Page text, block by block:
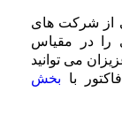
از شرکت های
را در مقیاس
می توانید
با بخش